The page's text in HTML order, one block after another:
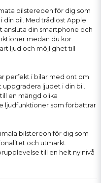
bilstereoen för dig som
bil. Med trådlöst Apple
ansluta din smartphone och
medan du kör.
ljud och möjlighet till
perfekt i bilar med ont om
ljudet i din bil.
en mängd olika
ljudfunktioner som förbättrar
bilstereon för dig som
och utmärkt
till en helt ny nivå